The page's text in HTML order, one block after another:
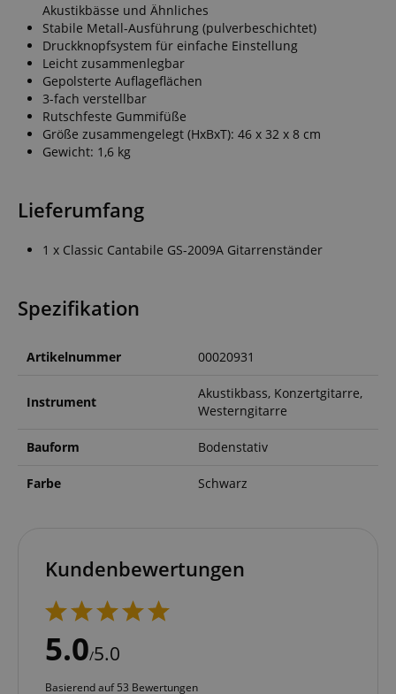
Akustikbässe und Ähnliches
Stabile Metall-Ausführung (pulverbeschichtet)
Druckknopfsystem für einfache Einstellung
Leicht zusammenlegbar
Gepolsterte Auflageflächen
3-fach verstellbar
Rutschfeste Gummifüße
Größe zusammengelegt (HxBxT): 46 x 32 x 8 cm
Gewicht: 1,6 kg
Lieferumfang
1 x Classic Cantabile GS-2009A Gitarrenständer
Spezifikation
Artikelnummer 00020931
Instrument
Akustikbass, Konzertgitarre,
Westerngitarre
Bauform Bodenstativ
Farbe Schwarz
Kundenbewertungen
5.0/5.0
Basierend auf 53 Bewertungen